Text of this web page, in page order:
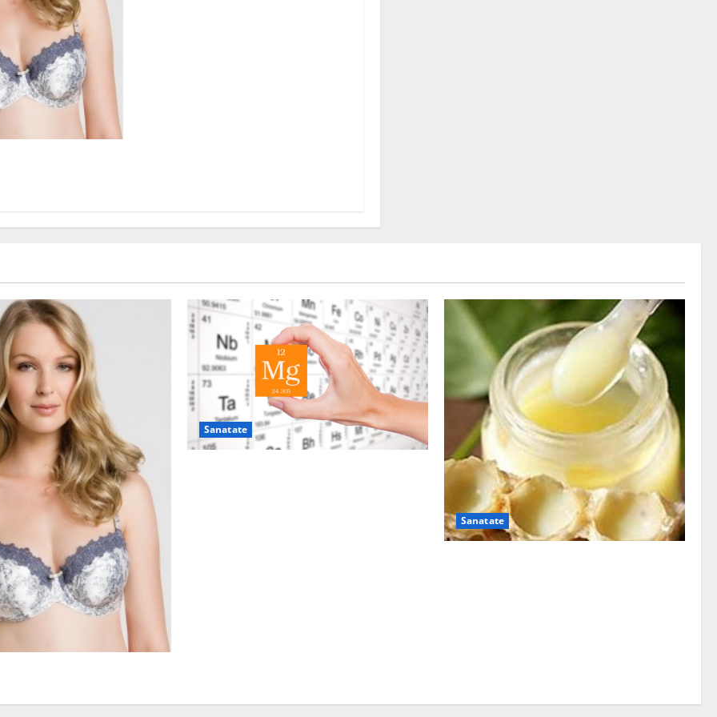
Sanatate
Sanatate